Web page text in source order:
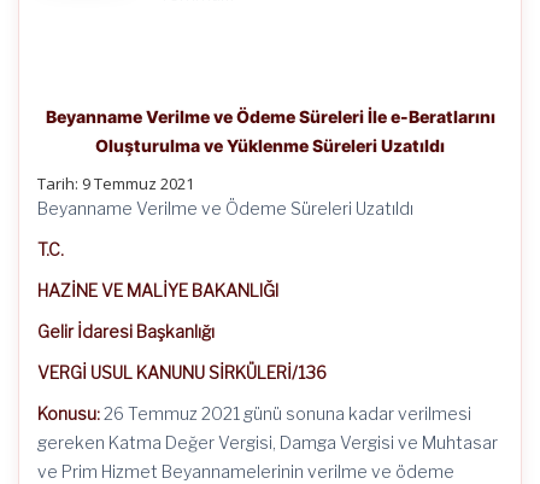
Beyanname Verilme ve Ödeme Süreleri İle e-Beratlarını
Oluşturulma ve Yüklenme Süreleri Uzatıldı
Tarih: 9 Temmuz 2021
Beyanname Verilme ve Ödeme Süreleri Uzatıldı
T.C.
HAZİNE VE MALİYE BAKANLIĞI
Gelir İdaresi Başkanlığı
VERGİ USUL KANUNU SİRKÜLERİ/136
Konusu:26 Temmuz 2021 günü sonuna kadar verilmesi
gereken Katma Değer Vergisi, Damga Vergisi ve Muhtasar
ve Prim Hizmet Beyannamelerinin verilme ve ödeme